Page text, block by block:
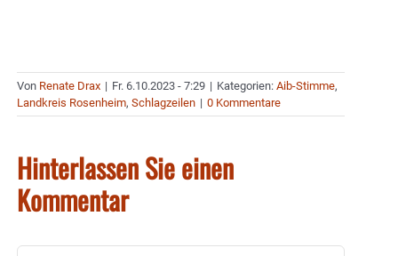
Von Renate Drax | Fr. 6.10.2023 - 7:29 | Kategorien: Aib-Stimme,
Landkreis Rosenheim, Schlagzeilen | 0 Kommentare
Hinterlassen Sie einen
Kommentar